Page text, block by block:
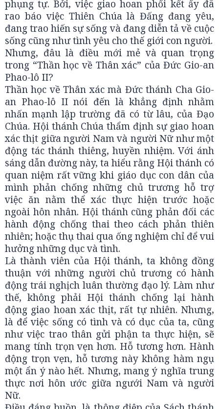
phụng tự. Bởi, việc giao hoan phối kết ấy đã
rao báo việc Thiên Chúa là Đấng đang yêu,
đang trao hiến sự sống và đang diễn tả về cuộc
sống cũng như tình yêu cho thế giới con người.
Nhưng, đâu là điều mới mẻ và quan trọng
trong “Thần học về Thân xác” của Đức Gio-an
Phao-lô II?
Thần học về Thân xác mà Đức thánh Cha Gio-
an Phao-lô II nói đến là khẳng định nhằm
nhấn mạnh lập trường đã có từ lâu, của Đạo
Chúa. Hội thánh Chúa thẩm định sự giao hoan
xác thịt giữa người Nam và người Nữ như một
động tác thánh thiêng, huyền nhiệm. Với ánh
sáng dẫn đường này, ta hiểu rằng Hội thánh có
quan niệm rất vững khi giáo dục con dân của
mình phản chống những chủ trương hỗ trợ
việc ăn nằm thể xác thực hiện trước hoặc
ngoài hôn nhân. Hội thánh cũng phản đối các
hành động chống thai theo cách phản thiên
nhiên; hoặc thụ thai qua ống nghiệm chỉ để vui
hưởng những dục và tình.
Là thành viên của Hội thánh, ta không đồng
thuận với những người chủ trương có hành
động trái nghịch luân thường đạo lý. Làm như
thế, không phải Hội thánh chống lại hành
động giao hoan xác thịt, rất tự nhiên. Nhưng,
là để việc sống có tình và có dục của ta, cũng
như việc trao thân gửi phận ta thực hiện, sẽ
mang tính trọn vẹn hơn. Hỗ tương hơn. Hành
động trọn vẹn, hỗ tương này không hàm ngụ
một ẩn ý nào hết. Nhưng, mang ý nghĩa trung
thực nơi hôn ước giữa ngưới Nam và người
Nữ.